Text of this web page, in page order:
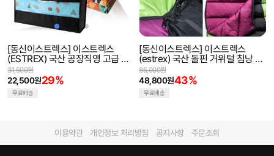
[동신이스트렉스] 이스트렉스
(ESTREX) 국산 공장직영 고급 캠
핑매트 모음 사은품증정 270cm 휴
대용가방 접이식 대형 특대형 텐트
매트
22,500원29%
31,500원
무료배송
[동신이스트렉스] 이스트렉스
(estrex) 국산 돌핀 거위털 침낭 머
미형 캠핑침낭 차박 사계절 이불대
용
48,800원43%
85,000원
무료배송
이용약관 개인정보 처리방침 공지사항 주문조회